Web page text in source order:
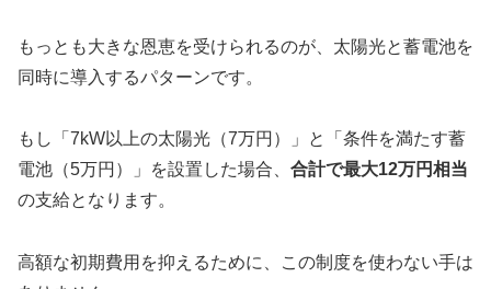
もっとも大きな恩恵を受けられるのが、太陽光と蓄電池を
同時に導入するパターンです。
もし「7kW以上の太陽光（7万円）」と「条件を満たす蓄
電池（5万円）」を設置した場合、 合計で最大12万円相当
の支給となります。
高額な初期費用を抑えるために、この制度を使わない手は